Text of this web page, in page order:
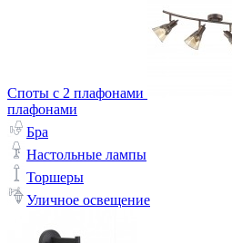
Споты с 2 плафонами
плафонами
Бра
Настольные лампы
Торшеры
Уличное освещение